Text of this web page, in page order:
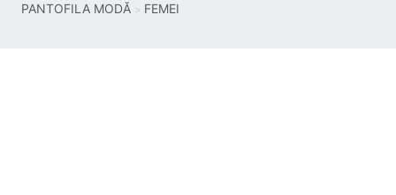
PANTOFILA MODĂ FEMEI